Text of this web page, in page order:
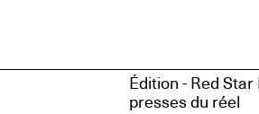
Édition - Red
presses du réel